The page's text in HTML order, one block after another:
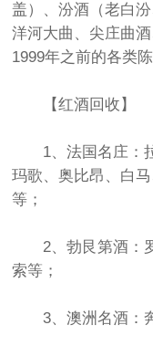
盖）、汾酒（老白
洋河大曲、尖庄曲
1999年之前的各类陈
【红酒回收】
1、法国名庄：拉
玛歌、奥比昂、白
等；
2、勃艮第酒：罗
索等；
3、澳洲名酒：奔